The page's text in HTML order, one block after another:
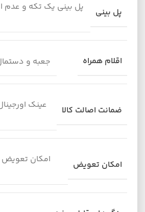
پل بینی
پل بینی یک تکه و
اقلام همراه جعبه و
ضمانت اصالت کالا
عینک
امکان تعویض